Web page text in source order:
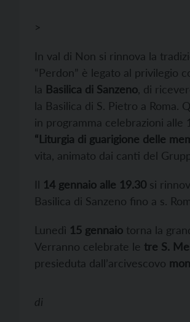
>
In val di Non si rinnova la
“Perdon” è legato al privilegio
la Basilica di Sanzeno , di
la Basilica di S. Pietro a Roma.
in programma celebrazioni alle
“Liturgia di guarigione delle
vita, animato dai canti del
Il 14 gennaio alle 19.30 si
Basilica di Sanzeno fino a s.
Lunedì 15 gennaio torna la
Verranno celebrate le tre S.
presieduta dall’arcivescovo
di